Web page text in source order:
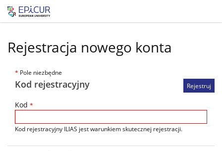
Rejestracja nowego konta
* Pole niezbędne
Kod rejestracyjny
Kod *
Kod rejestracyjny ILIAS jest warunkiem skutecznej rejestracji.